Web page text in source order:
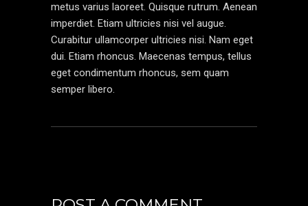
metus varius laoreet. Quisque rutrum. Aenean
imperdiet. Etiam ultricies nisi vel augue.
Curabitur ullamcorper ultricies nisi. Nam eget
dui. Etiam rhoncus. Maecenas tempus, tellus
eget condimentum rhoncus, sem quam
semper libero.